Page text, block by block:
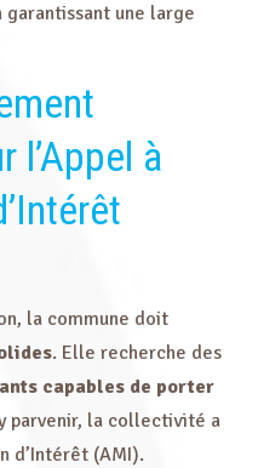
une large
l’Appel à
la commune doit
. Elle recherche des
capables de porter
parvenir, la collectivité a
d’Intérêt (AMI).